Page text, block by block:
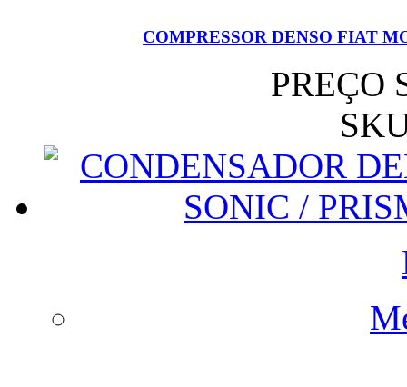
COMPRESSOR DENSO FIAT
PREÇO